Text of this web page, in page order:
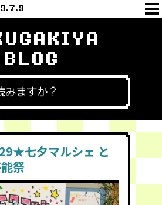
BLOG
みますか？
七夕マルシェ と
祭